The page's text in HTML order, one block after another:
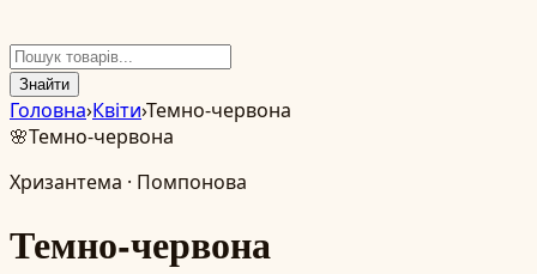
Знайти
Головна›Квіти›Темно-червона
🌸Темно-червона
Хризантема · Помпонова
Темно-червона